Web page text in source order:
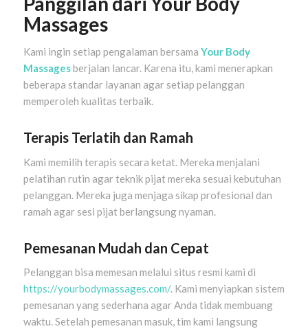
Massages
Kami ingin setiap pengalaman bersama Your Body
Massagesberjalan lancar. Karena itu, kami menerapkan
beberapa standar layanan agar setiap pelanggan
memperoleh kualitas terbaik.
Terapis Terlatih dan Ramah
Kami memilih terapis secara ketat. Mereka menjalani
pelatihan rutin agar teknik pijat mereka sesuai kebutuhan
pelanggan. Mereka juga menjaga sikap profesional dan
ramah agar sesi pijat berlangsung nyaman.
Pemesanan Mudah dan Cepat
Pelanggan bisa memesan melalui situs resmi kami di
https://yourbodymassages.com/. Kami menyiapkan sistem
pemesanan yang sederhana agar Anda tidak membuang
waktu. Setelah pemesanan masuk, tim kami langsung